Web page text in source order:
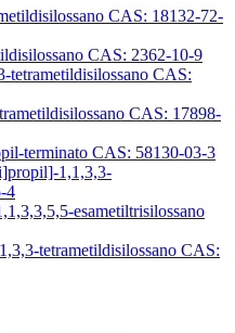
CAS: 18132-72-
CAS: 2362-10-9
tetrametildisilossano CAS:
CAS: 17898-
terminato CAS: 58130-03-3
1,1,3,3-
4
esametiltrisilossano
tetrametildisilossano CAS: